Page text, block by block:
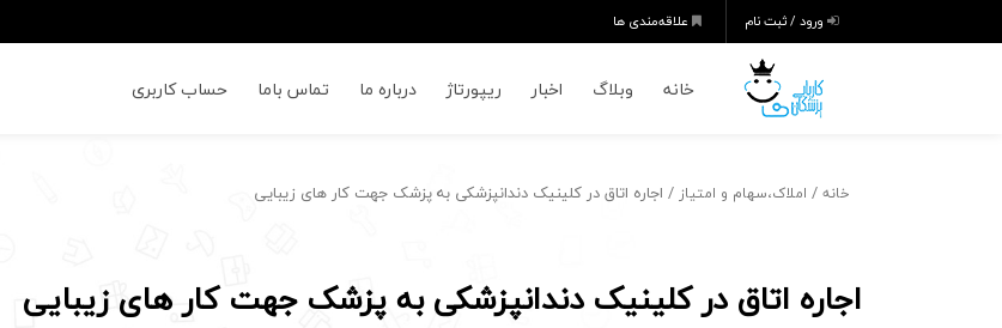
ورود / ثبت نام علاقه‌مندی ها
خانه وبلاگ اخبار ریپورتاژ درباره ما تماس باما حساب کاربری
خانه / املاک،سهام و امتیاز / اجاره اتاق در کلینیک دندانپزشکی به پزشک جهت کار های زیبایی
اجاره اتاق در کلینیک دندانپزشکی به پزشک جهت کار های زیبایی